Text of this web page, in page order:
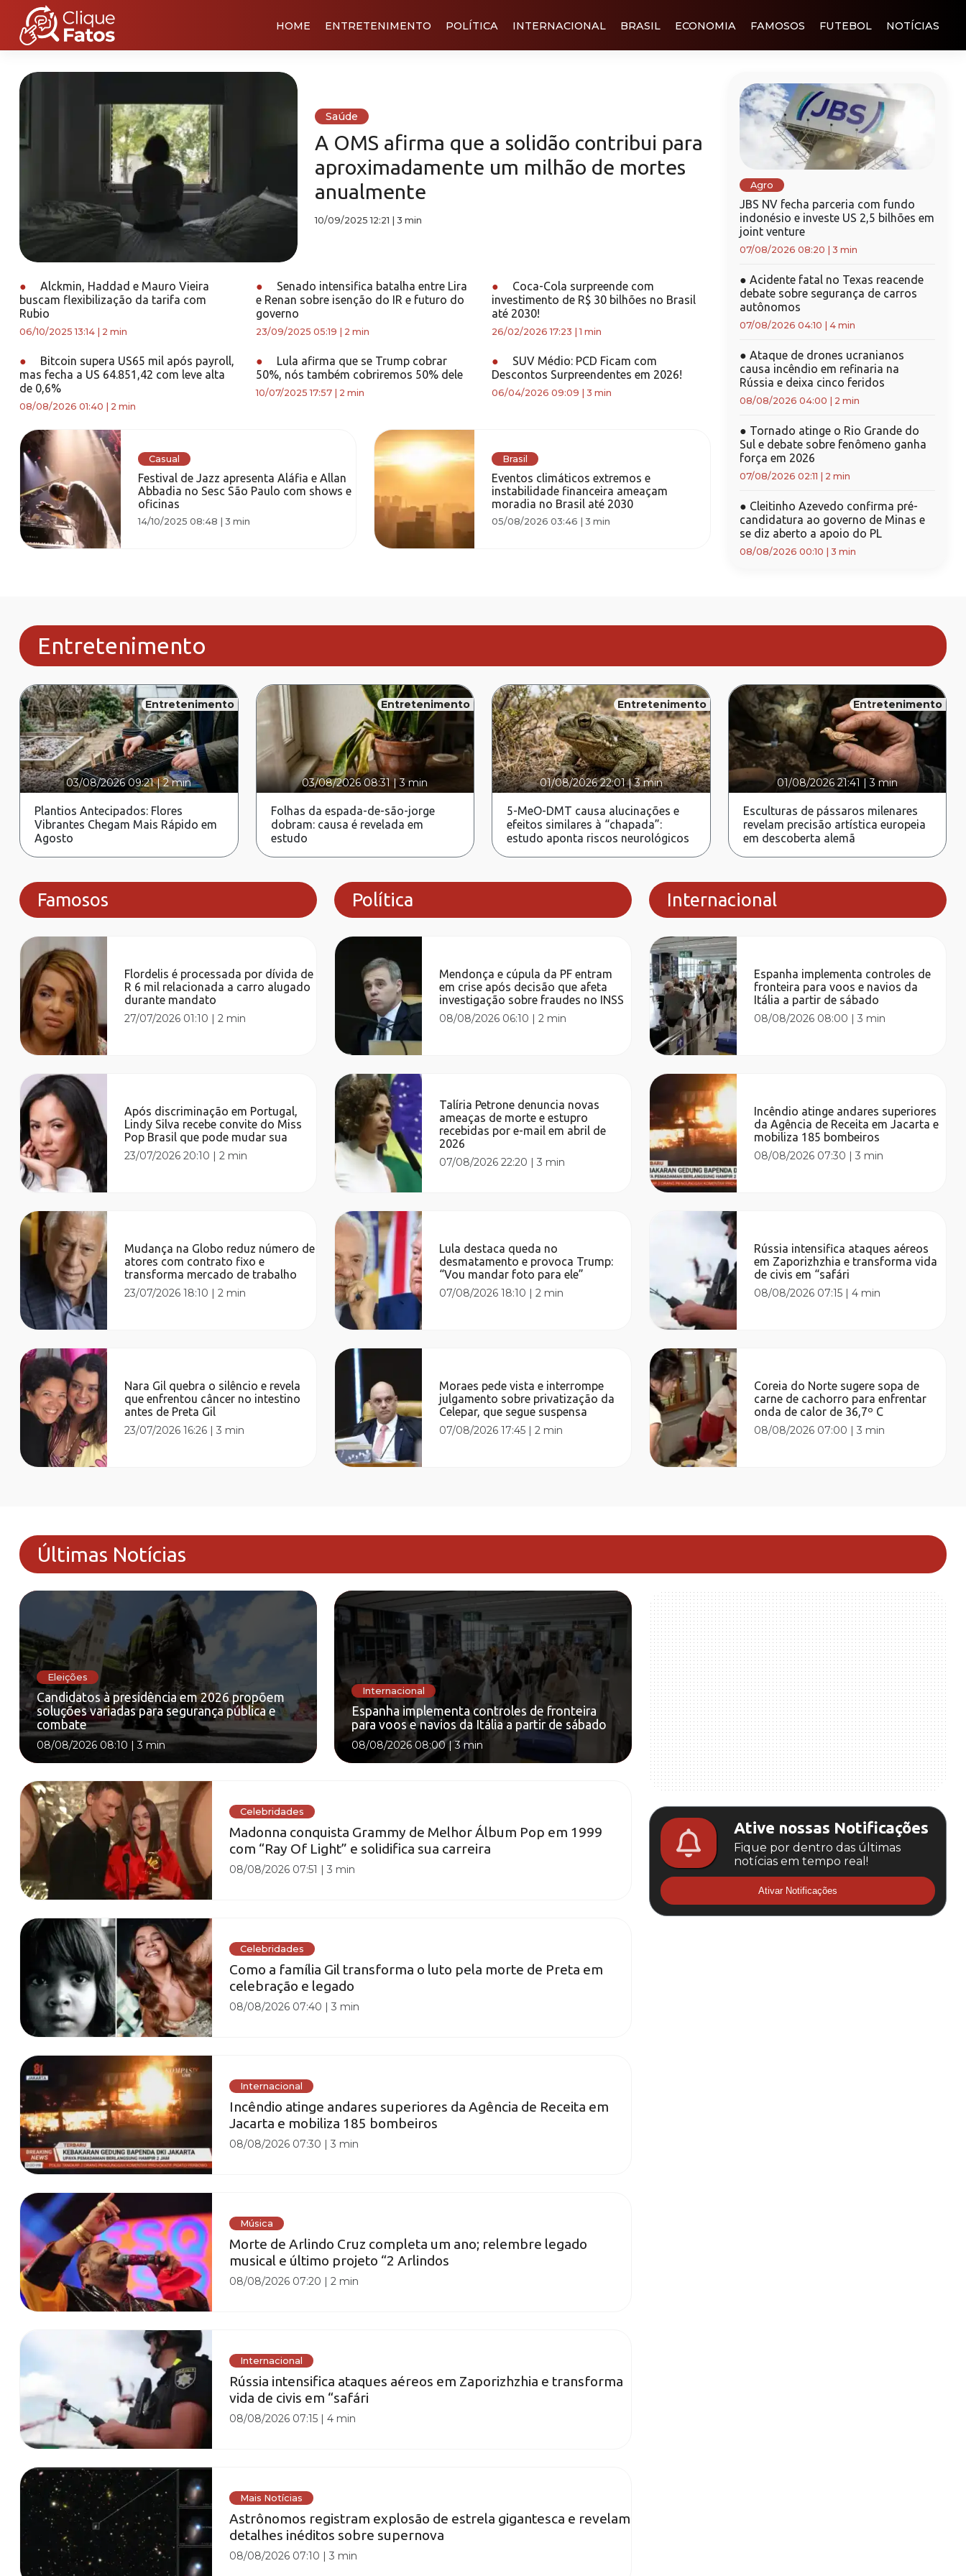
HOME ENTRETENIMENTO POLÍTICA INTERNACIONAL BRASIL ECONOMIA FAMOSOS FUTEBOL NOTÍCIAS
Saúde
A OMS afirma que a solidão contribui para
aproximadamente um milhão de mortes
anualmente
10/09/2025 12:21 3 min
●
Alckmin, Haddad e Mauro Vieira
buscam flexibilização da tarifa com
Rubio
06/10/2025 13:14 2 min
●
Senado intensifica batalha entre Lira
e Renan sobre isenção do IR e futuro do
governo
23/09/2025 05:19 2 min
●
Coca-Cola surpreende com
investimento de R$ 30 bilhões no Brasil
até 2030!
26/02/2026 17:23 |1 min
●
Bitcoin supera US65 mil após payroll,
mas fecha a US 64.851,42 com leve alta
de 0,6%
08/08/2026 01:40 2 min
●
Lula afirma que se Trump cobrar
50%, nós também cobriremos 50% dele
10/07/2025 17:57| 2 min
●
SUV Médio: PCD Ficam com
Descontos Surpreendentes em 2026!
06/04/2026 09:09 3 min
Casual
Festival de Jazz apresenta Aláfia e Allan
Abbadia no Sesc São Paulo com shows e
oficinas
14/10/2025 08:48 | 3 min
Brasil
Eventos climáticos extremos e
instabilidade financeira ameaçam
moradia no Brasil até 2030
05/08/2026 03:46 |3 min
Agro
JBS NV fecha parceria com fundo
indonésio e investe US 2,5 bilhões em
joint venture
07/08/2026 08:20 3 min
● Acidente fatal no Texas reacende
debate sobre segurança de carros
autônomos
07/08/2026 04:10 4 min
● Ataque de drones ucranianos
causa incêndio em refinaria na
Rússia e deixa cinco feridos
08/08/2026 04:00 2 min
● Tornado atinge o Rio Grande do
Sul e debate sobre fenômeno ganha
força em 2026
07/08/2026 02:11 2 min
● Cleitinho Azevedo confirma pré-
candidatura ao governo de Minas e
se diz aberto a apoio do PL
08/08/2026 00:10 3 min
Entretenimento
Entretenimento
03/08/2026 09:21|2 min
Plantios Antecipados: Flores
Vibrantes Chegam Mais Rápido em
Agosto
Entretenimento
03/08/2026 08:31|3 min
Folhas da espada-de-são-jorge
dobram: causa é revelada em
estudo
Entretenimento
01/08/2026 22:01|3 min
5-MeO-DMT causa alucinações e
efeitos similares à “chapada”:
estudo aponta riscos neurológicos
Entretenimento
01/08/2026 21:41 |3 min
Esculturas de pássaros milenares
revelam precisão artística europeia
em descoberta alemã
Famosos
Flordelis é processada por dívida de
R 6 mil relacionada a carro alugado
durante mandato
27/07/2026 01:10 |2 min
Após discriminação em Portugal,
Lindy Silva recebe convite do Miss
Pop Brasil que pode mudar sua
23/07/2026 20:10 |2 min
Mudança na Globo reduz número de
atores com contrato fixo e
transforma mercado de trabalho
23/07/2026 18:10 |2 min
Nara Gil quebra o silêncio e revela
que enfrentou câncer no intestino
antes de Preta Gil
23/07/2026 16:26 |3 min
Política
Mendonça e cúpula da PF entram
em crise após decisão que afeta
investigação sobre fraudes no INSS
08/08/2026 06:10 |2 min
Talíria Petrone denuncia novas
ameaças de morte e estupro
recebidas por e-mail em abril de
2026
07/08/2026 22:20 |3 min
Lula destaca queda no
desmatamento e provoca Trump:
“Vou mandar foto para ele”
07/08/2026 18:10 |2 min
Moraes pede vista e interrompe
julgamento sobre privatização da
Celepar, que segue suspensa
07/08/2026 17:45 |2 min
Internacional
Espanha implementa controles de
fronteira para voos e navios da
Itália a partir de sábado
08/08/2026 08:00 |3 min
Incêndio atinge andares superiores
da Agência de Receita em Jacarta e
mobiliza 185 bombeiros
08/08/2026 07:30 |3 min
Rússia intensifica ataques aéreos
em Zaporizhzhia e transforma vida
de civis em “safári
08/08/2026 07:15 |4 min
Coreia do Norte sugere sopa de
carne de cachorro para enfrentar
onda de calor de 36,7º C
08/08/2026 07:00 |3 min
Últimas Notícias
Eleições
Candidatos à presidência em 2026 propõem
soluções variadas para segurança pública e
combate
08/08/2026 08:10 |3 min
Internacional
Espanha implementa controles de fronteira
para voos e navios da Itália a partir de sábado
08/08/2026 08:00|3 min
Celebridades
Madonna conquista Grammy de Melhor Álbum Pop em 1999
com “Ray Of Light” e solidifica sua carreira
08/08/2026 07:51 |3 min
Celebridades
Como a família Gil transforma o luto pela morte de Preta em
celebração e legado
08/08/2026 07:40 |3 min
Internacional
Incêndio atinge andares superiores da Agência de Receita em
Jacarta e mobiliza 185 bombeiros
08/08/2026 07:30 |3 min
Música
Morte de Arlindo Cruz completa um ano; relembre legado
musical e último projeto “2 Arlindos
08/08/2026 07:20 |2 min
Internacional
Rússia intensifica ataques aéreos em Zaporizhzhia e transforma
vida de civis em “safári
08/08/2026 07:15 |4 min
Mais Notícias
Astrônomos registram explosão de estrela gigantesca e revelam
detalhes inéditos sobre supernova
08/08/2026 07:10 |3 min
Ative nossas Notificações
Fique por dentro das últimas
notícias em tempo real!
Ativar Notificações